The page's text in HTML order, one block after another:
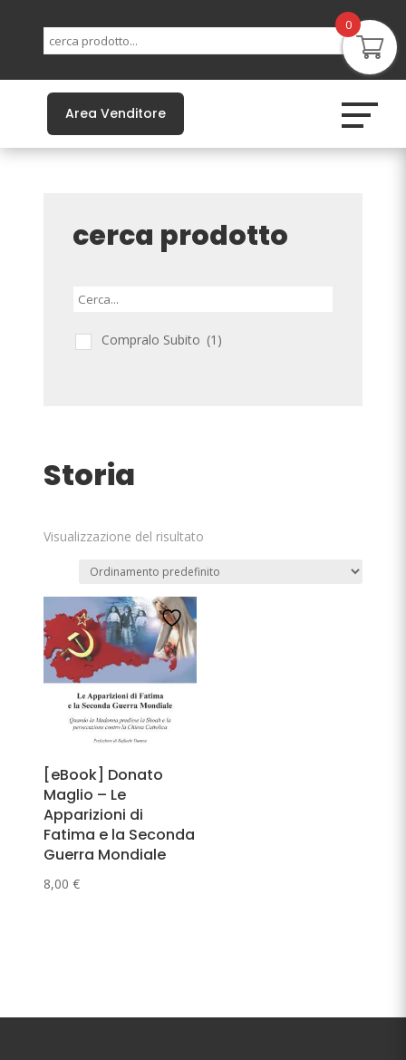
Area Venditore
cerca prodotto
Compralo Subito (1)
Storia
Visualizzazione del risultato
[eBook] Donato
Maglio – Le
Apparizioni di
Fatima e la Seconda
Guerra Mondiale
8,00 €
0